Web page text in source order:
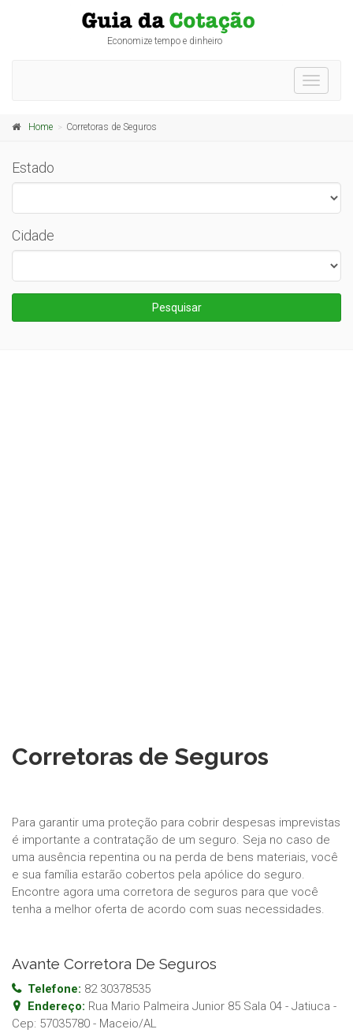
Economize tempo e dinheiro
Toggle
Home Corretoras de Seguros
Estado
Cidade
Pesquisar
Corretoras de Seguros
Para garantir uma proteção para cobrir despesas imprevistas
é importante a contratação de um seguro. Seja no caso de
uma ausência repentina ou na perda de bens materiais, você
e sua família estarão cobertos pela apólice do seguro.
Encontre agora uma corretora de seguros para que você
tenha a melhor oferta de acordo com suas necessidades.
Avante Corretora De Seguros
Telefone: 82 30378535
Endereço: Rua Mario Palmeira Junior 85 Sala 04 - Jatiuca -
Cep: 57035780 - Maceio/AL